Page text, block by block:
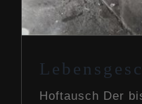
Hoftausch Der